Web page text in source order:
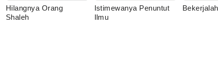
Hilangnya Orang
Shaleh
Istimewanya Penuntut
Ilmu
Bekerjalah